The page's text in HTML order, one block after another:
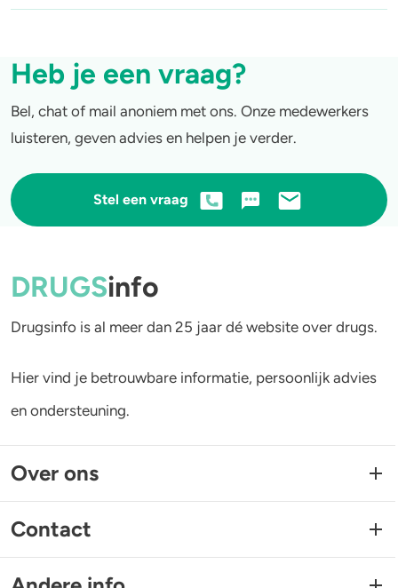
Heb je een vraag?
Bel, chat of mail anoniem met ons. Onze medewerkers
luisteren, geven advies en helpen je verder.
Stel een vraag
DRUGSinfo
Drugsinfo is al meer dan 25 jaar dé website over drugs.
Hier vind je betrouwbare informatie, persoonlijk advies
en ondersteuning.
Over ons
Contact